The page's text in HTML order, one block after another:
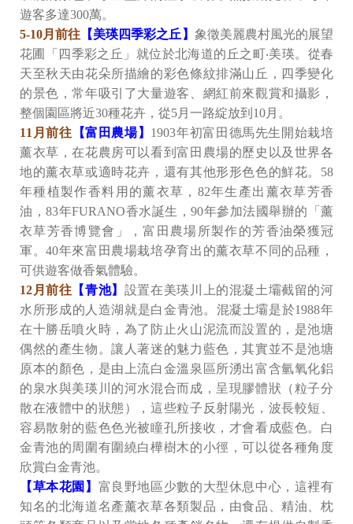
遊客多達300萬。
5-10月前往 【美瑛四季彩之丘】 象徵美麗農村風光的展望
花圃「四季彩之丘」就位於北海道的丘之町‧美瑛。從春
天至秋天由花朵所描繪的彩色條紋排滿山丘，四季變化
的景色，常年吸引了大量遊客、網紅前來觀賞和攝影，
整個園區將近30種花卉，從5月一路綻放到10月。
11月前往 【富田農場】 1903年初富田德馬先生開始栽培
薰衣草，在花農房可以看到富田農場的歷史以及世界各
地的薰衣草或適時花卉，還有其他形形色色的鮮花。58
年種植製作香料用的薰衣草，82年生產出薰衣草芳香
油，83年FURANO香水誕生，90年參加法國舉辦的「薰
衣草芳香博覽會」，富田農場所製作的芳香油榮獲冠
軍。40年來富田農場栽培孕育出的薰衣草不同的品種，
可供遊客做香氣體驗。
12月前往 【青池】 設置在美瑛川上的混凝土壩截留的河
水所形成的人造湖就是白金青池。混凝土壩是於1988年
在十勝岳噴火時，為了防止火山泥流而設置的，是池塘
偶然的產生物。讓人著迷的魅力藍色，其實並不是池塘
原本的顏色，是由上流白金溫泉區所湧出富含氫氧化鋁
的泉水與美瑛川的河水混合而成，呈現膠體狀（粒子分
散在液體中的狀態），這些粒子反射陽光，波長較短、
容易散射的藍色色光被瞳孔所接收，才會看成藍色。白
金青池的周圍有圍繞白樺樹木的小徑，可以從各種角度
欣賞白金青池。
【草本花園】 富良野地區少數的大型休息中心，這裡有
知名的北海道名產薰衣草各類製品，由食品、精油、枕